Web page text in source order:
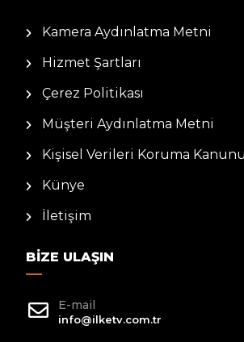
Kamera Aydınlatma Metni
Hizmet Şartları
Çerez Politikası
Müşteri Aydınlatma Metni
Kişisel Verileri Koruma Kanunu
Künye
İletişim
BIZE ULAŞIN
E-mail
info@ilketv.com.tr